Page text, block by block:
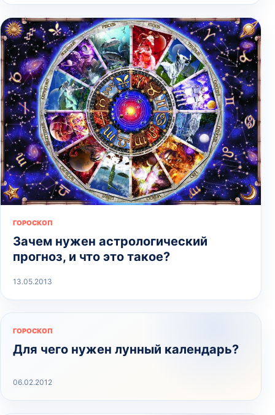
ГОРОСКОП
Зачем нужен астрологический
прогноз, и что это такое?
13.05.2013
ГОРОСКОП
Для чего нужен лунный календарь?
06.02.2012